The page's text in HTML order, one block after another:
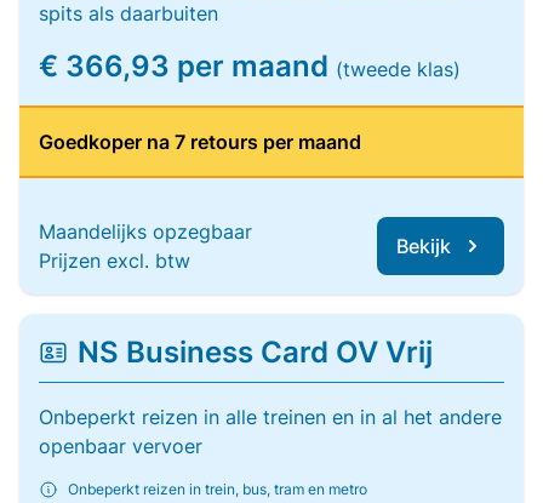
spits als daarbuiten
€ 366,93 per maand (tweede klas)
Goedkoper na 7 retours per maand
Maandelijks opzegbaar
Prijzen excl. btw
Bekijk
NS Business Card OV Vrij
Onbeperkt reizen in alle treinen en in al het andere
openbaar vervoer
Onbeperkt reizen in trein, bus, tram en metro